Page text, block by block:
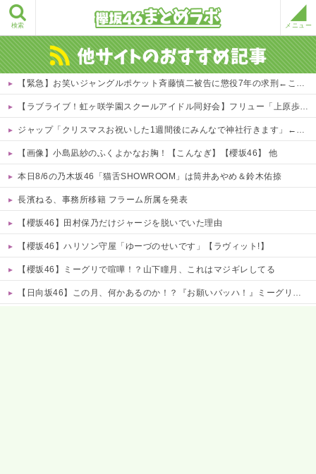
検索 メニュー
【緊急】お笑いジャングルポケット斉藤慎二被告に懲役7年の求刑←これ…
【ラブライブ！虹ヶ咲学園スクールアイドル同好会】フリュー「上原歩夢」プライズフィギュア化決定
ジャップ「クリスマスお祝いした1週間後にみんなで神社行きます」←これ
【画像】小島凪紗のふくよかなお胸！【こんなぎ】【櫻坂46】 他
本日8/6の乃木坂46「猫舌SHOWROOM」は筒井あやめ＆鈴木佑捺
長濱ねる、事務所移籍 フラーム所属を発表
【櫻坂46】田村保乃だけジャージを脱いでいた理由
【櫻坂46】ハリソン守屋「ゆーづのせいです」【ラヴィット!】
【櫻坂46】ミーグリで喧嘩！？山下瞳月、これはマジギレしてる
【日向坂46】この月、何かあるのか！？『お願いバッハ！』ミーグリ日程がこちら